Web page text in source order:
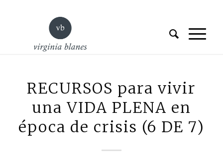
RECURSOS para vivir
una VIDA PLENA en
época de crisis (6 DE 7)